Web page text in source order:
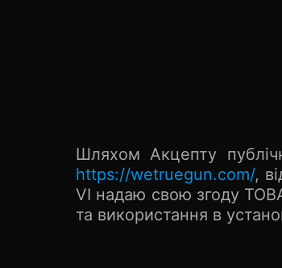
Шляхом Акцепту
https://wetruegun.com/,
VI надаю свою згоду
та використання в